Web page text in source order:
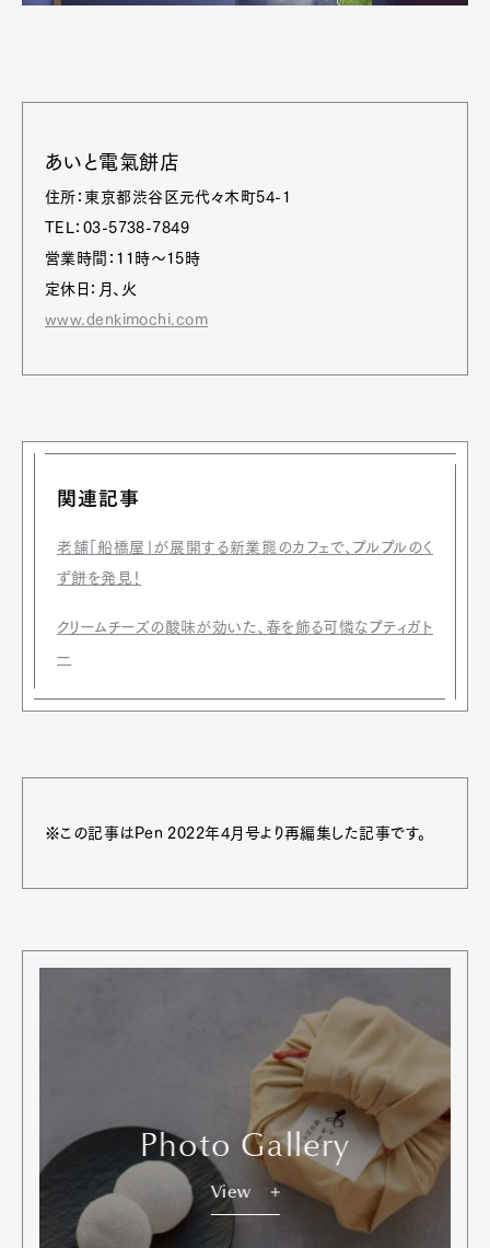
あいと電氣餅店
住所：東京都渋谷区元代々木町54-1
TEL：03-5738-7849
営業時間：11時～15時
定休日：月、火
www.denkimochi.com
関連記事
老舗「船橋屋」が展開する新業態のカフェで、プルプルのく
ず餅を発見！
クリームチーズの酸味が効いた、春を飾る可憐なプティガト
ー
※この記事はPen 2022年4月号より再編集した記事です。
Photo Gallery
View